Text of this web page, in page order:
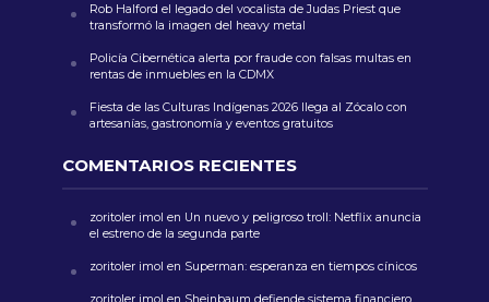
Rob Halford el legado del vocalista de Judas Priest que
transformó la imagen del heavy metal
Policía Cibernética alerta por fraude con falsas multas en
rentas de inmuebles en la CDMX
Fiesta de las Culturas Indígenas 2026 llega al Zócalo con
artesanías, gastronomía y eventos gratuitos
COMENTARIOS RECIENTES
zoritoler imol en Un nuevo y peligroso troll: Netflix anuncia
el estreno de la segunda parte
zoritoler imol en Superman: esperanza en tiempos cínicos
zoritoler imol en Sheinbaum defiende sistema financiero,